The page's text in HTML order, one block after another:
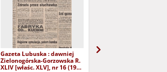
Gazeta Lubuska : dawniej
Zielonogórska-Gorzowska R.
XLIV [właśc. XLV], nr 16 (19